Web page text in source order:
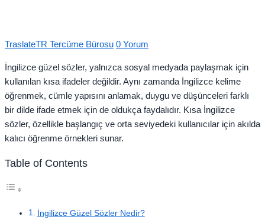
Author
TraslateTR Tercüme Bürosu Posted
0 Yorum
İngilizce güzel sözler, yalnızca sosyal medyada paylaşmak için
kullanılan kısa ifadeler değildir. Aynı zamanda İngilizce kelime
öğrenmek, cümle yapısını anlamak, duygu ve düşünceleri farklı
bir dilde ifade etmek için de oldukça faydalıdır. Kısa İngilizce
sözler, özellikle başlangıç ve orta seviyedeki kullanıcılar için akılda
kalıcı öğrenme örnekleri sunar.
Table of Contents
İngilizce Güzel Sözler Nedir?